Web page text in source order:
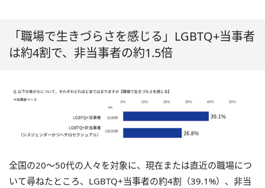
「職場で生きづらさを感じる」LGBTQ+当事者
は約4割で、非当事者の約1.5倍
全国の20～50代の人々を対象に、現在または直近の職場につ
いて尋ねたところ、LGBTQ+当事者の約4割（39.1%）、非当